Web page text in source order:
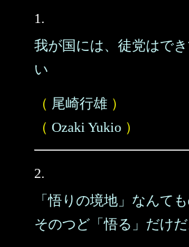
1.
我が国には、徒党はで
い
（ 尾崎行雄 ）
（ Ozaki Yukio ）
2.
「悟りの境地」なんても
そのつど「悟る」だけだ